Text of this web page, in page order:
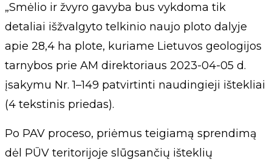
„Smėlio ir žvyro gavyba bus vykdoma tik
detaliai išžvalgyto telkinio naujo ploto dalyje
apie 28,4 ha plote, kuriame Lietuvos geologijos
tarnybos prie AM direktoriaus 2023-04-05 d.
įsakymu Nr. 1–149 patvirtinti naudingieji ištekliai
(4 tekstinis priedas).
Po PAV proceso, priėmus teigiamą sprendimą
dėl PŪV teritorijoje slūgsančių išteklių